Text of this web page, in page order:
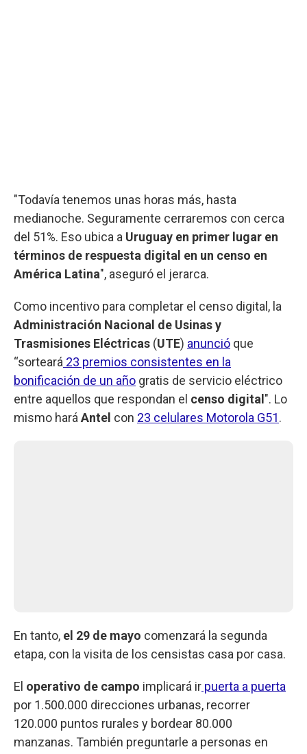
"Todavía tenemos unas horas más, hasta
medianoche. Seguramente cerraremos con cerca
del 51%. Eso ubica a Uruguay en primer lugar en
términos de respuesta digital en un censo en
América Latina", aseguró el jerarca.
Como incentivo para completar el censo digital, la
Administración Nacional de Usinas y
Trasmisiones Eléctricas (UTE) anunció que
“sorteará 23 premios consistentes en la
bonificación de un año gratis de servicio eléctrico
entre aquellos que respondan el censo digital ". Lo
mismo hará Antel con 23 celulares Motorola G51.
En tanto, el 29 de mayo comenzará la segunda
etapa, con la visita de los censistas casa por casa.
El operativo de campo implicará ir puerta a puerta
por 1.500.000 direcciones urbanas, recorrer
120.000 puntos rurales y bordear 80.000
manzanas. También preguntarle a personas en